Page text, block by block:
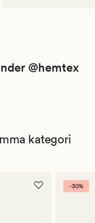
@hemtex
kategori
-30%